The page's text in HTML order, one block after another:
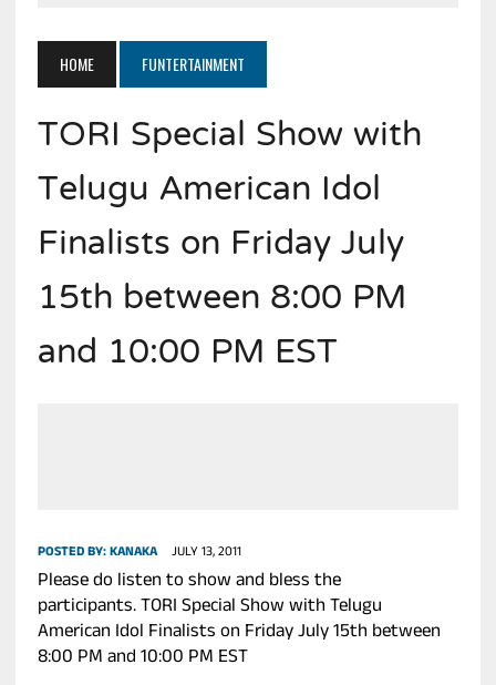
HOME FUNTERTAINMENT
TORI Special Show with
Telugu American Idol
Finalists on Friday July
15th between 8:00 PM
and 10:00 PM EST
POSTED BY:KANAKA JULY 13, 2011
Please do listen to show and bless the
participants. TORI Special Show with Telugu
American Idol Finalists on Friday July 15th between
8:00 PM and 10:00 PM EST